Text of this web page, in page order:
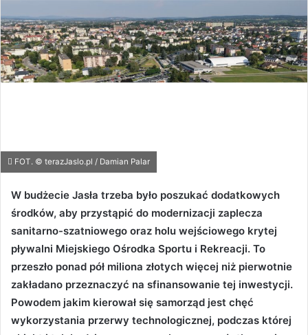
FOT. © terazJaslo.pl / Damian Palar
W budżecie Jasła trzeba było poszukać dodatkowych
środków, aby przystąpić do modernizacji zaplecza
sanitarno-szatniowego oraz holu wejściowego krytej
pływalni Miejskiego Ośrodka Sportu i Rekreacji. To
przeszło ponad pół miliona złotych więcej niż pierwotnie
zakładano przeznaczyć na sfinansowanie tej inwestycji.
Powodem jakim kierował się samorząd jest chęć
wykorzystania przerwy technologicznej, podczas której